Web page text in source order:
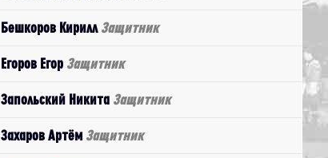
Бешкоров Кирилл Защитник
Егоров Егор Защитник
Запольский Никита Защитник
Захаров Артём Защитник